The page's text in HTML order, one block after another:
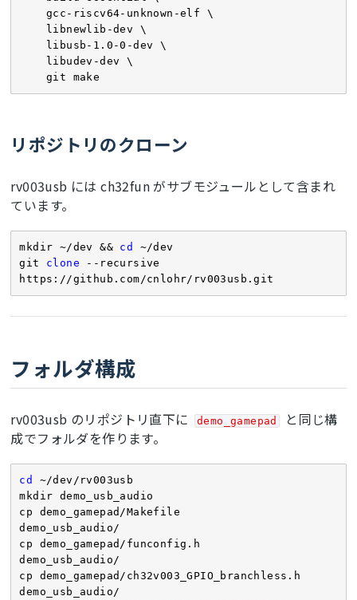
    gcc-riscv64-unknown-elf \
    git make
リポジトリのクローン
rv003usb には ch32fun がサブモジュールとして含まれ
ています。
mkdir ~/dev && cd
~/dev
git clone --recursive
https://github.com/cnlohr/rv003usb.git
フォルダ構成
rv003usb のリポジトリ直下に demo_gamepad
と同じ構
成でフォルダを作ります。
cd
~/dev/rv003usb
mkdir demo_usb_audio
cp demo_gamepad/Makefile
demo_usb_audio/
cp demo_gamepad/funconfig.h
demo_usb_audio/
cp demo_gamepad/ch32v003_GPIO_branchless.h
demo_usb_audio/